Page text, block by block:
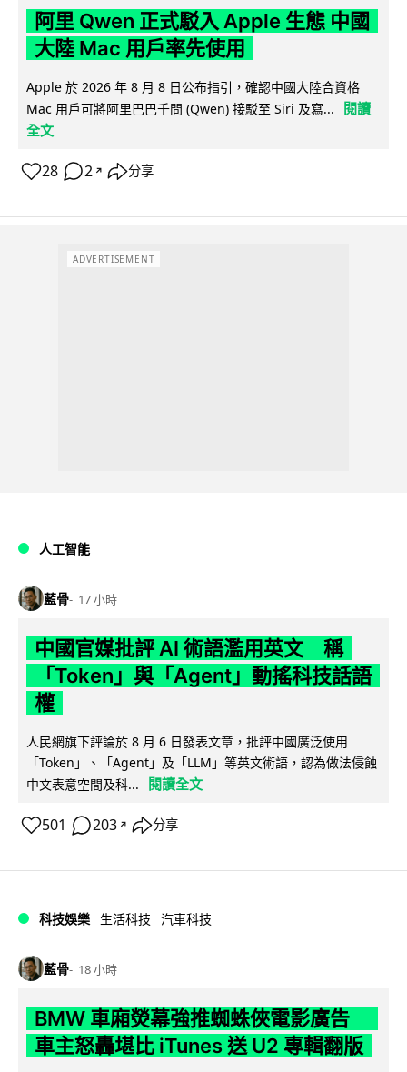
阿里 Qwen 正式駁入 Apple 生態 中國
大陸 Mac 用戶率先使用
Apple 於 2026 年 8 月 8 日公布指引，確認中國大陸合資格
Mac 用戶可將阿里巴巴千問 (Qwen) 接駁至 Siri 及寫...
閱讀
全文
28 2 ↗ 分享
ADVERTISEMENT
人工智能
藍骨 17 小時
中國官媒批評 AI 術語濫用英文 稱
「Token」與「Agent」動搖科技話語
權
人民網旗下評論於 8 月 6 日發表文章，批評中國廣泛使用
「Token」、「Agent」及「LLM」等英文術語，認為做法侵蝕
中文表意空間及科...
閱讀全文
501 203 ↗ 分享
科技娛樂 生活科技 汽車科技
藍骨 18 小時
BMW 車廂熒幕強推蜘蛛俠電影廣告
車主怒轟堪比 iTunes 送 U2 專輯翻版